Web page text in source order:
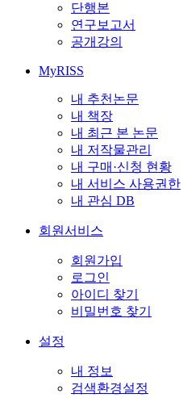
단행본
연구보고서
공개강의
MyRISS
내 추천논문
내 책장
내 최근 본 논문
내 저작물관리
내 구매·신청 현황
내 서비스 사용권한
내 관심 DB
회원서비스
회원가입
로그인
아이디 찾기
비밀번호 찾기
설정
내 정보
검색환경설정